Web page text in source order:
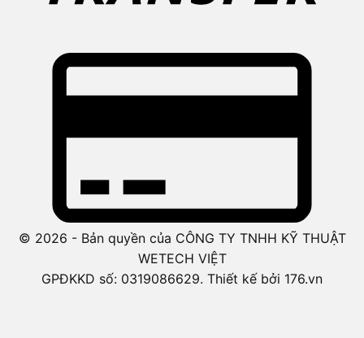
© 2026 - Bản quyền của CÔNG TY TNHH KỸ THUẬT
WETECH VIỆT
GPĐKKD số: 0319086629. Thiết kế bởi 176.vn